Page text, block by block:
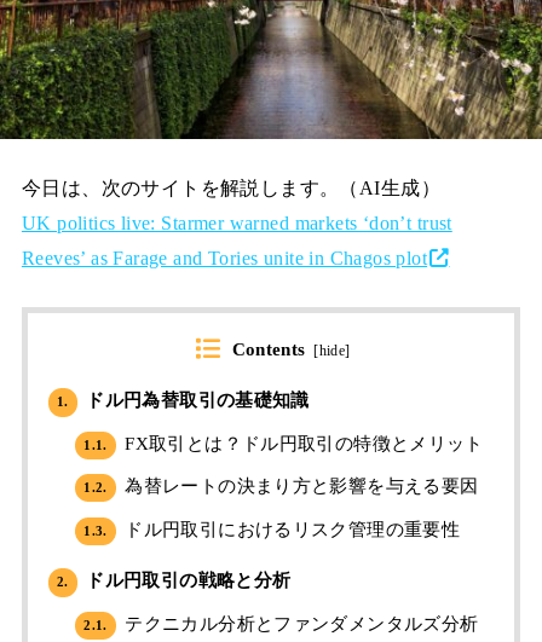
今日は、次のサイトを解説します。（AI生成）
UK politics live: Starmer warned markets ‘don’t trust
Reeves’ as Farage and Tories unite in Chagos plot
Contents [hide]
1. ドル円為替取引の基礎知識
1.1. FX取引とは？ドル円取引の特徴とメリット
1.2. 為替レートの決まり方と影響を与える要因
1.3. ドル円取引におけるリスク管理の重要性
2. ドル円取引の戦略と分析
2.1.
テクニカル分析とファンダメンタルズ分析